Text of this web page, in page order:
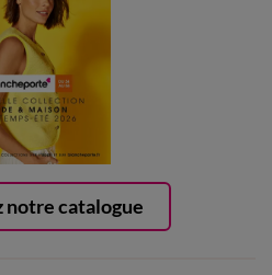
notre catalogue